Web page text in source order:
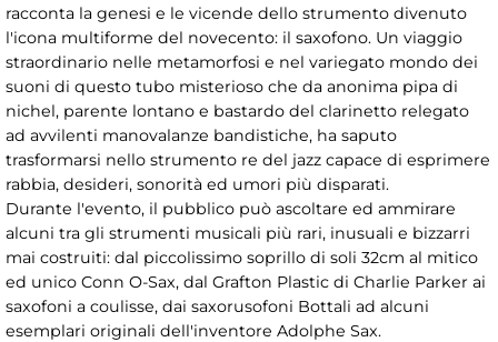
racconta la genesi e le vicende dello strumento divenuto
l'icona multiforme del novecento: il saxofono. Un viaggio
straordinario nelle metamorfosi e nel variegato mondo dei
suoni di questo tubo misterioso che da anonima pipa di
nichel, parente lontano e bastardo del clarinetto relegato
ad avvilenti manovalanze bandistiche, ha saputo
trasformarsi nello strumento re del jazz capace di esprimere
rabbia, desideri, sonorità ed umori più disparati.
Durante l'evento, il pubblico può ascoltare ed ammirare
alcuni tra gli strumenti musicali più rari, inusuali e bizzarri
mai costruiti: dal piccolissimo soprillo di soli 32cm al mitico
ed unico Conn O-Sax, dal Grafton Plastic di Charlie Parker ai
saxofoni a coulisse, dai saxorusofoni Bottali ad alcuni
esemplari originali dell'inventore Adolphe Sax.